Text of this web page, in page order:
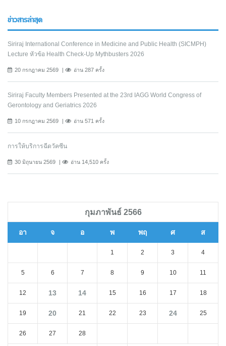
ข่าวสารล่าสุด
Siriraj International Conference in Medicine and Public Health (SICMPH)
Lecture หัวข้อ Health Check-Up Mythbusters 2026
20 กรกฎาคม 2569 อ่าน 287 ครั้ง
Siriraj Faculty Members Presented at the 23rd IAGG World Congress of
Gerontology and Geriatrics 2026
10 กรกฎาคม 2569 อ่าน 571 ครั้ง
การให้บริการฉีดวัคซีน
30 มิถุนายน 2569 อ่าน 14,510 ครั้ง
กุมภาพันธ์ 2566
อา จ อ พ พฤ ศ ส
1 2 3 4
5 6 7 8 9 10 11
12 13 14 15 16 17 18
19 20 21 22 23 24 25
26 27 28